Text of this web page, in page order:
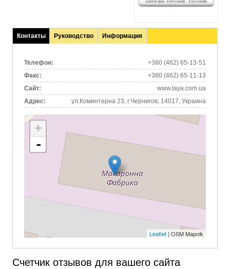
Контакты
(активная
Руководство Информация
Телефон:
+380 (462) 65-13-51
Факс:
+380 (462) 65-11-13
Сайт:
www.taya.com.ua
Адрес:
ул.Коминтерна 23, г.Чернигов, 14017, Украина
+
-
Leaflet| OSM Mapnik
Счетчик отзывов для вашего сайта